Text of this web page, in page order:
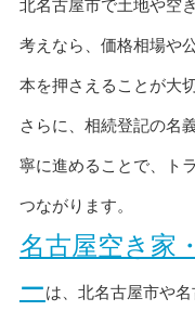
北名古屋市で土地や空
考えなら、価格相場や
本を押さえることが大切
さらに、相続登記の名
寧に進めることで、ト
つながります。
名古屋空き家
ーは、北名古屋市や